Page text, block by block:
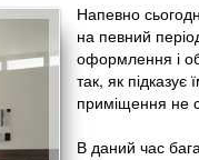
Напевно
на певний
оформлення і
так, як підказує
приміщення не
В даний час